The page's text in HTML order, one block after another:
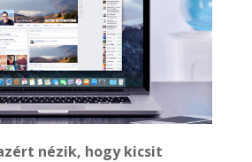
nézik, hogy kicsit